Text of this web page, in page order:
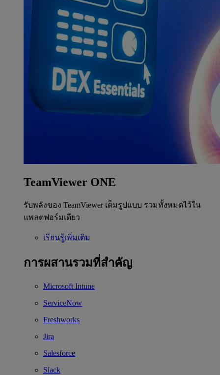
TeamViewer ONE
รับพลังของ TeamViewer เต็มรูปแบบ รวมทั้งหมดไว้ใน
แพลตฟอร์มเดียว
เรียนรู้เพิ่มเติม
การผสานรวมที่สำคัญ
Microsoft Intune
ServiceNow
Freshworks
Jira
Salesforce
Slack